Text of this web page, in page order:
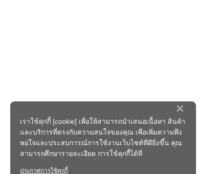
×
เราใช้คุกกี้ [cookie] เพื่อให้สามารถนำเสนอเนื้อหา สินค้า
และบริการที่ตรงกับความสนใจของคุณ เพื่อเพิ่มความพึง
พอใจและประสบการณ์การใช้งานเว็บไซต์ที่ดียิ่งขึ้น คุณ
สามารถศึกษารายละเอียด การใช้คุกกี้ได้ที่
ประกาศการใช้คุกกี้